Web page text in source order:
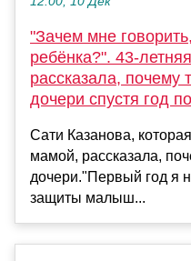
"Зачем мне
ребёнка?". 43-
рассказала, почему
дочери спустя год
Сати Казанова,
мамой, рассказала,
дочери."Первый год я
защиты малыш...